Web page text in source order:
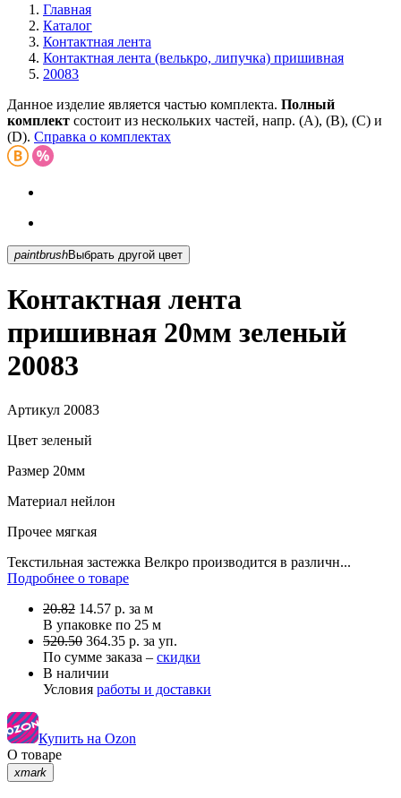
Главная
Каталог
Контактная лента
Контактная лента (велькро, липучка) пришивная
20083
Данное изделие является частью комплекта. Полный
комплект состоит из нескольких частей, напр. (А), (B), (С) и
(D). Справка о комплектах
paintbrush Выбрать другой цвет
Контактная лента
пришивная 20мм зеленый
20083
Артикул 20083
Цвет зеленый
Размер 20мм
Материал нейлон
Прочее мягкая
Текстильная застежка Велкро производится в различн...
Подробнее о товаре
20.82 14.57 р. за м
В упаковке по 25 м
520.50 364.35 р. за уп.
По сумме заказа – скидки
В наличии
Условия работы и доставки
Купить на Ozon
О товаре
xmark